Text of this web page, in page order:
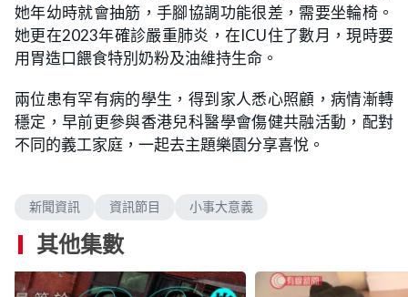
她年幼時就會抽筋，手腳協調功能很差，需要坐輪椅。
她更在2023年確診嚴重肺炎，在ICU住了數月，現時要
用胃造口餵食特別奶粉及油維持生命。
兩位患有罕有病的學生，得到家人悉心照顧，病情漸轉
穩定，早前更參與香港兒科醫學會傷健共融活動，配對
不同的義工家庭，一起去主題樂園分享喜悅。
新聞資訊 資訊節目 小事大意義
其他集數